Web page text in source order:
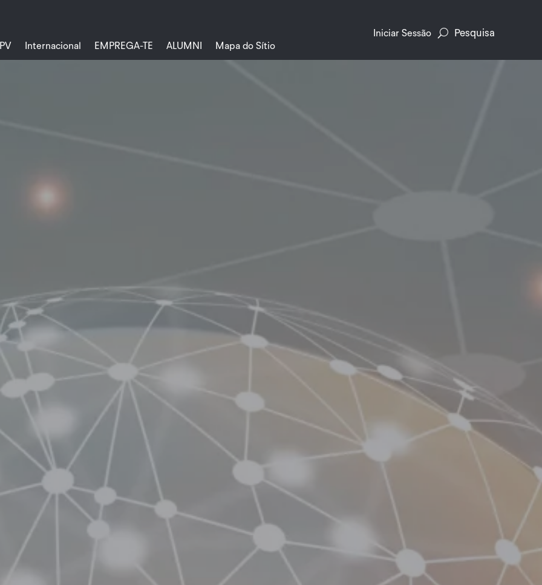
Internacional EMPREGA-TE ALUMNI Mapa do Sítio
Iniciar Sessão Pesquisa